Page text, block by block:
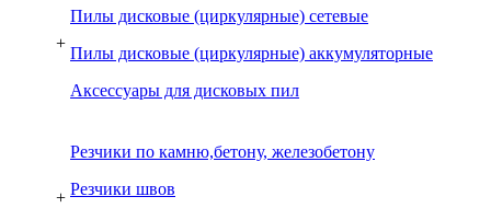
+
Пилы дисковые (циркулярные) сетевые
Пилы дисковые (циркулярные) аккумуляторные
Аксессуары для дисковых пил
+
Резчики по камню,бетону, железобетону
Резчики швов